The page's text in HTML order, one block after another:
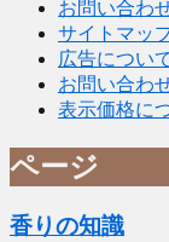
お問い合わ
サイトマッ
広告につい
お問い合わ
表示価格に
ページ
香りの知識